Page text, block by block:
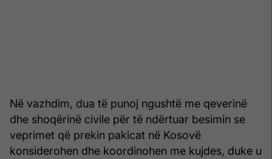
Në vazhdim, dua të punoj ngushtë me qeverinë
dhe shoqërinë civile për të ndërtuar besimin se
veprimet që prekin pakicat në Kosovë
konsiderohen dhe koordinohen me kujdes, duke u